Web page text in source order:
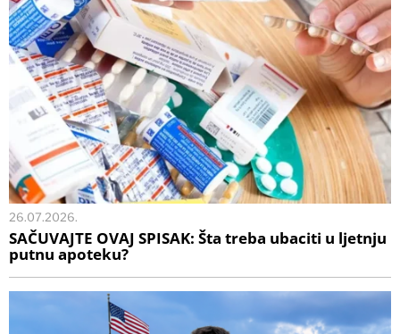
26.07.2026.
SAČUVAJTE OVAJ SPISAK: Šta treba ubaciti u ljetnju
putnu apoteku?